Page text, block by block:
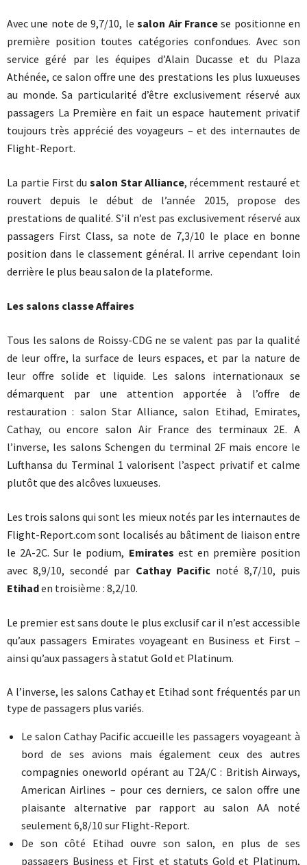
Avec une note de 9,7/10, lesalon Air Francese positionne en
première position toutes catégories confondues. Avec son
service géré par les équipes d’Alain Ducasse et du Plaza
Athénée, ce salon offre une des prestations les plus luxueuses
au monde. Sa particularité d’être exclusivement réservé aux
passagers La Première en fait un espace hautement privatif
toujours très apprécié des voyageurs – et des internautes de
Flight-Report.
La partie First dusalon Star Alliance, récemment restauré et
rouvert depuis le début de l’année 2015, propose des
prestations de qualité. S’il n’est pas exclusivement réservé aux
passagers First Class, sa note de 7,3/10 le place en bonne
position dans le classement général. Il arrive cependant loin
derrière le plus beau salon de la plateforme.
Les salons classe Affaires
Tous les salons de Roissy-CDG ne se valent pas par la qualité
de leur offre, la surface de leurs espaces, et par la nature de
leur offre solide et liquide. Les salons internationaux se
démarquent par une attention apportée à l’offre de
restauration : salon Star Alliance, salon Etihad, Emirates,
Cathay, ou encore salon Air France des terminaux 2E. A
l’inverse, les salons Schengen du terminal 2F mais encore le
Lufthansa du Terminal 1 valorisent l’aspect privatif et calme
plutôt que des alcôves luxueuses.
Les trois salons qui sont les mieux notés par les internautes de
Flight-Report.com sont localisés au bâtiment de liaison entre
le 2A-2C. Sur le podium, Emirates est en première position
avec 8,9/10, secondé par Cathay Pacificnoté 8,7/10, puis
Etihaden troisième : 8,2/10.
Le premier est sans doute le plus exclusif car il n’est accessible
qu’aux passagers Emirates voyageant en Business et First –
ainsi qu’aux passagers à statut Gold et Platinum.
A l’inverse, les salons Cathay et Etihad sont fréquentés par un
type de passagers plus variés.
Le salon Cathay Pacific accueille les passagers voyageant à
bord de ses avions mais également ceux des autres
compagnies oneworld opérant au T2A/C : British Airways,
American Airlines – pour ces derniers, ce salon offre une
plaisante alternative par rapport au salon AA noté
seulement 6,8/10 sur Flight-Report.
De son côté Etihad ouvre son salon, en plus de ses
passagers Business et First et statuts Gold et Platinum,